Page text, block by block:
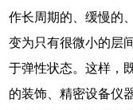
作长周期的、缓慢的
变为只有很微小的层
于弹性状态。这样，
的装饰、精密设备仪